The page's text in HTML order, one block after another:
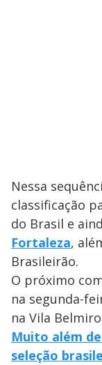
Nessa
classificação
do Brasil e
Fortaleza,
Brasileirão.
O próximo
na segunda-
na Vila
Muito além
seleção